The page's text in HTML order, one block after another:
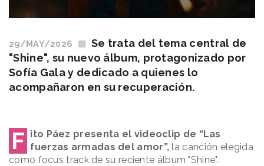
29/MAY/2026
Se trata del tema central de
"Shine", su nuevo álbum, protagonizado por
Sofía Gala y dedicado a quienes lo
acompañaron en su recuperación.
F ito Páez presenta el videoclip de “Las
fuerzas armadas del amor”, la canción elegida
como focus track de su reciente álbum "Shine".